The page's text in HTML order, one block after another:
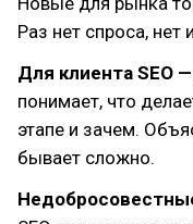
Раз нет спроса, нет
Для клиента SEO
понимает, что
этапе и зачем.
бывает сложно.